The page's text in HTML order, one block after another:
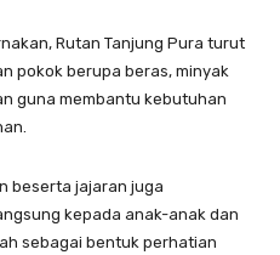
Rutan Tanjung Pura turut
pokok berupa beras, minyak
guna membantu kebutuhan
beserta jajaran juga
kepada anak-anak dan
sebagai bentuk perhatian